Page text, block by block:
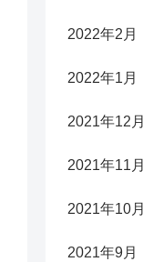
2022年2月
2022年1月
2021年12月
2021年11月
2021年10月
2021年9月